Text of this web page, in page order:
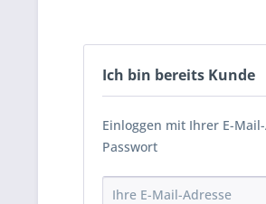
Ich bin bereits Kunde
Einloggen mit Ihrer E-
Passwort